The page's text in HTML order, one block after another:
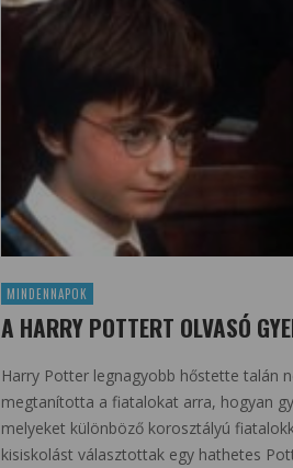
MINDENNAPOK
A HARRY POTTERT OLVASÓ
Harry Potter legnagyobb hőstette talán
megtanította a fiatalokat arra, hogyan
melyeket különböző korosztályú
kisiskolást választottak egy hathetes